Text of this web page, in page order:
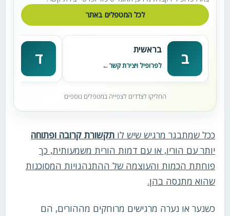
לכל המטפלים באתר
ב בראשית
לפרופיל ויצירת קשר ד
החליקו לצדדים לצפייה במטפלים נוספים
ככל שמתבגר מרגיש שיש לו תקשורת קרובה ופתוחה
יותר עם הוריו, או עם דמות הורית משמעותית, כך
פוחתת הכמות והעוצמה של ההתנהגויות המסוכנות
שהוא מתנסה בהן.
כשנער או נערה מרגישים מרוחקים מההורים, הם